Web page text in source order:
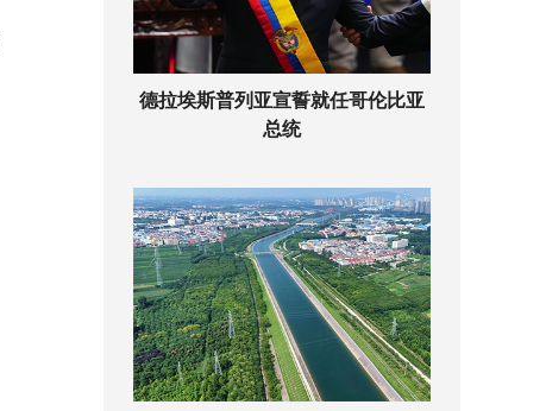
德拉埃斯普列亚宣誓就任哥伦比亚
总统